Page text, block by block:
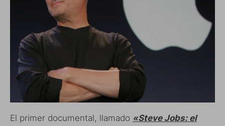
El primer documental, llamado «Steve Jobs: el